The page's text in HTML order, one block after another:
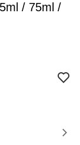
/ 75ml /